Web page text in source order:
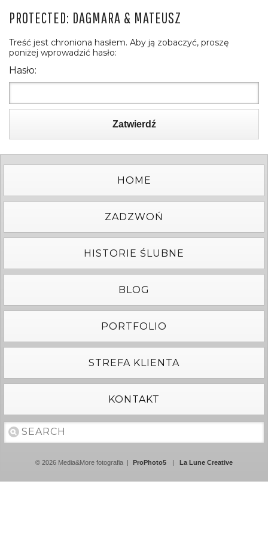
PROTECTED: DAGMARA & MATEUSZ
Treść jest chroniona hasłem. Aby ją zobaczyć, proszę
poniżej wprowadzić hasło:
Hasło:
Zatwierdź
HOME
ZADZWOŃ
HISTORIE ŚLUBNE
BLOG
PORTFOLIO
STREFA KLIENTA
KONTAKT
© 2026 Media&More fotografia | ProPhoto5 | La Lune Creative